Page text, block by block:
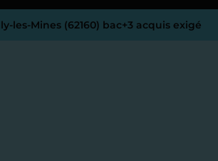
les-Mines (62160) bac+3 acquis exigé